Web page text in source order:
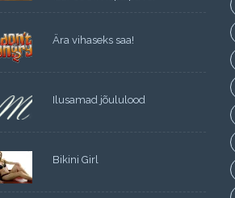
Ära vihaseks saa!
Ilusamad jõululood
Bikini Girl